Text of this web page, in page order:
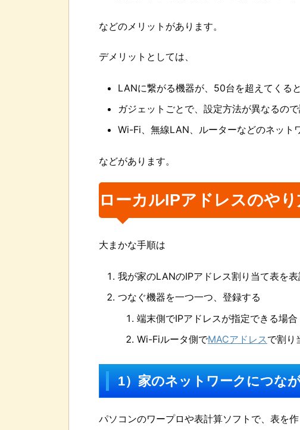
などのメリットがあります。
デメリットとしては、
LANに繋がる機器が、50台を超えてくる
ガジェットごとで、設定方法が異なるの
Wi-Fi、無線LAN、ルーターなどのネット
などがあります。
ローカルIPアドレスのや
大まかな手順は
我が家のLANのIPアドレス割り当て表を
つなぐ機器を一つ一つ、登録する
端末側でIPアドレスが指定できる場合
Wi-Fiルータ側でMACアドレスで割り
1）家のネットワークにつな
パソコンのワープロや表計算ソフトで、表を作